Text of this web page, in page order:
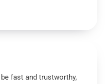
fast and trustworthy,